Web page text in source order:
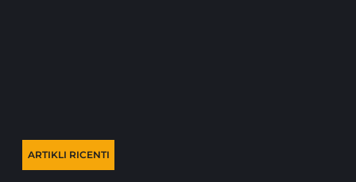
ARTIKLI RICENTI